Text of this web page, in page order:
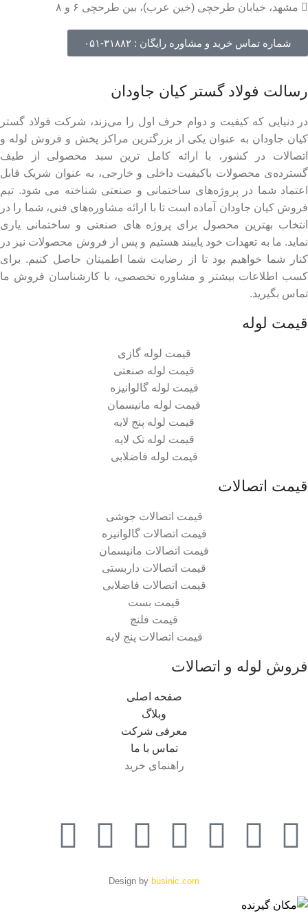
مشهد، خیابان طرحچی (خین عرب)، بین طرحچی ۶ و ۸
شماره تماس خرید و مشاوره رایگان : ۳۱۸۸۲-۰۵۱
رسالت فولاد گستر کیان جاودان
در دنیایی که کیفیت و دوام حرف اول را می‌زند، شرکت فولاد گستر
کیان جاودان به عنوان یکی از بزرگترین مراکز پخش و فروش لوله و
اتصالات در کشور، با ارائه کامل ترین سبد محصولی از طیف
گسترده‌‌ی محصولات باکیفیت داخلی و خارجی، به عنوان شریک قابل
اعتماد شما در پروژه‌های ساختمانی و صنعتی شناخته می شود. تیم
فروش کیان جاودان آماده است تا با ارائه مشاوره‌های فنی، شما را در
انتخاب بهترین محصول برای پروژه های صنعتی و ساختمانی یاری
نماید. ما به تعهدات خود پایبند هستیم و پس از فروش محصولات نیز در
کنار شما خواهیم بود تا از رضایت شما اطمینان حاصل کنیم. برای
کسب اطلاعات بیشتر و مشاوره تخصصی، با کارشناسان فروش ما
تماس بگیرید.
قیمت لوله
قیمت لوله گازی
قیمت لوله صنعتی
قیمت لوله گالوانیزه
قیمت لوله مانیسمان
قیمت لوله پنج لایه
قیمت لوله تک لایه
قیمت لوله فاضلابی
قیمت اتصالات
قیمت اتصالات جوشی
قیمت اتصالات گالوانیزه
قیمت اتصالات مانیسمان
قیمت اتصالات داربستی
قیمت اتصالات فاضلابی
قیمت بست
قیمت فلنچ
قیمت اتصالات پنج لایه
فروش لوله و اتصالات
صفحه اصلی
وبلاگ
معرفی شرکت
تماس با ما
راهنمای خرید
Design by businic.com